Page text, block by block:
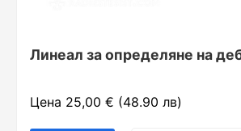
Линеал за определяне на
Цена 25,00 € (48.90 лв)